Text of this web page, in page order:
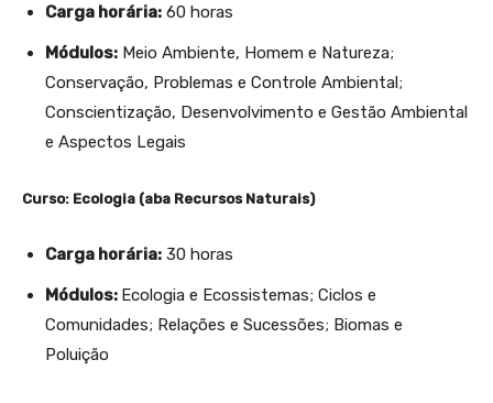
Carga horária: 60 horas
Módulos: Meio Ambiente, Homem e Natureza;
Conservação, Problemas e Controle Ambiental;
Conscientização, Desenvolvimento e Gestão Ambiental
e Aspectos Legais
Curso: Ecologia (aba Recursos Naturais)
Carga horária: 30 horas
Módulos: Ecologia e Ecossistemas; Ciclos e
Comunidades; Relações e Sucessões; Biomas e
Poluição